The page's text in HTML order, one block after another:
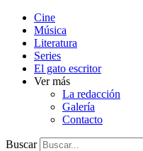
Cine
Música
Literatura
Series
El gato escritor
Ver más
La redacción
Galería
Contacto
Buscar